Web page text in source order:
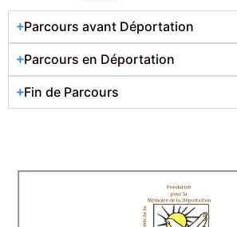
Parcours avant Déportation
Parcours en Déportation
Fin de Parcours